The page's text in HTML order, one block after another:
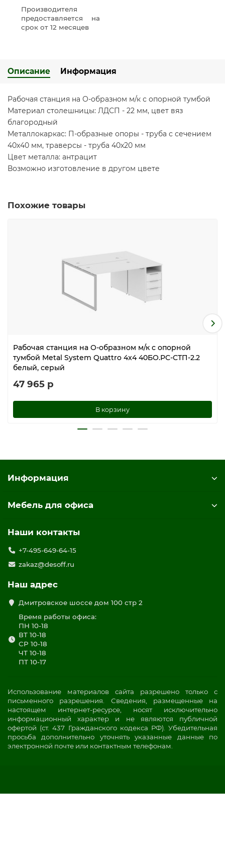
Производителя
предоставляется на
срок от 12 месяцев
Описание Информация
Рабочая станция на О-образном м/к с опорной тумбой
Материал столешницы: ЛДСП - 22 мм, цвет вяз
благородный
Металлокаркас: П-образные опоры - труба с сечением
40х40 мм, траверсы - труба 40х20 мм
Цвет металла: антрацит
Возможно изготовление в другом цвете
Похожие товары
Рабочая станция на О-образном м/к с опорной
тумбой Metal System Quattro 4x4 40БО.РС-СТП-2.2
белый, серый
47 965 р
В корзину
Информация
Мебель для офиса
Наши контакты
+7-495-649-64-15
zakaz@desoff.ru
Наш адрес
Дмитровское шоссе дом 100 стр 2
Время работы офиса:
ПН 10-18
ВТ 10-18
СР 10-18
ЧТ 10-18
ПТ 10-17
Использование материалов сайта разрешено только с
письменного разрешения. Сведения, размещенные на
настоящем интернет-ресурсе, носят исключительно
информационный характер и не являются публичной
офертой (ст. 437 Гражданского кодекса РФ). Убедительная
просьба дополнительно уточнять указанные данные по
электронной почте или контактным телефонам.